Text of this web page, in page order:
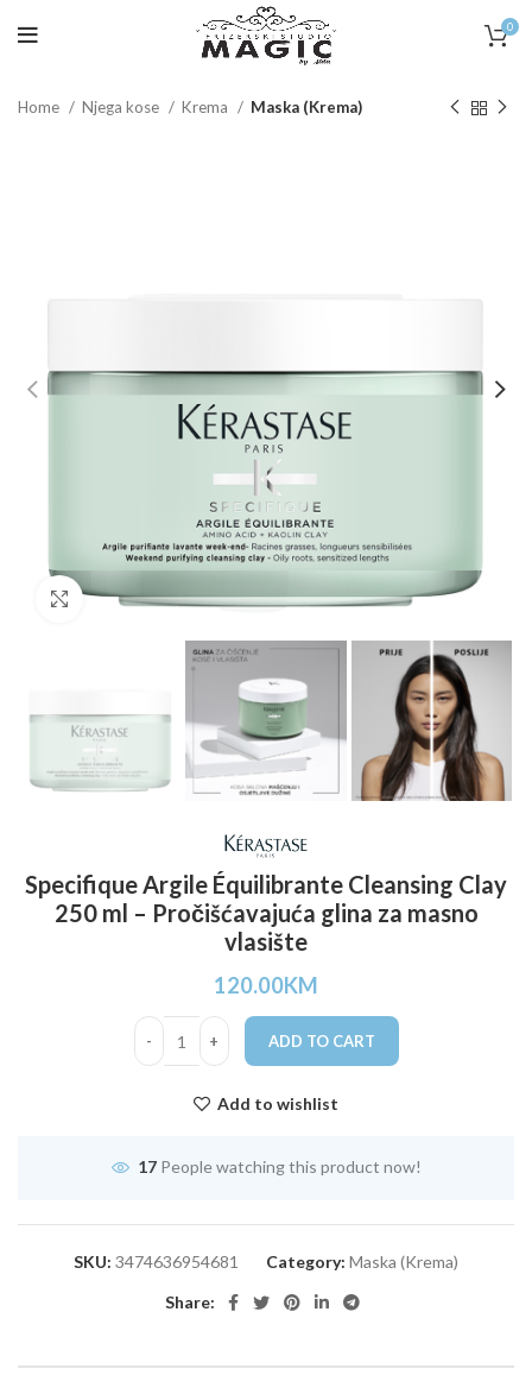
0
Home Njega kose Krema Maska (Krema)
Click to enlarge
Specifique Argile Équilibrante Cleansing Clay
250 ml – Pročišćavajuća glina za masno
vlasište
120.00KM
ADD TO CART
Add to wishlist
17 People watching this product now!
SKU: 3474636954681 Category: Maska (Krema)
Share: